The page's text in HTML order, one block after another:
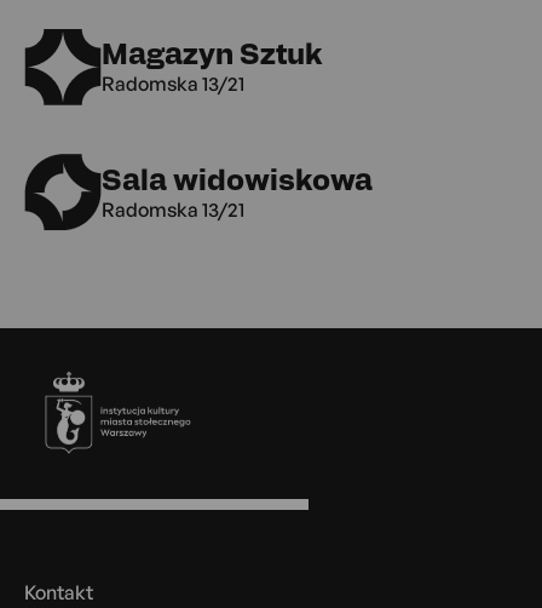
Magazyn Sztuk
Radomska 13/21
Sala widowiskowa
Radomska 13/21
Stopka
Menu
Kontakt